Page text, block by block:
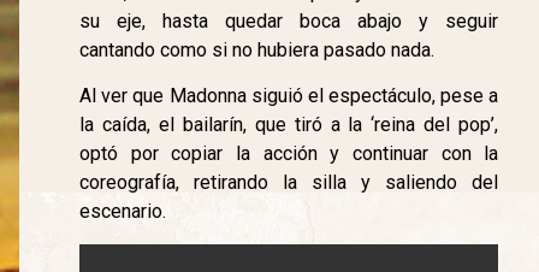
su eje, hasta quedar boca abajo y seguir
cantando como si no hubiera pasado nada.
Al ver que Madonna siguió el espectáculo, pese a
la caída, el bailarín, que tiró a la ‘reina del pop’,
optó por copiar la acción y continuar con la
coreografía, retirando la silla y saliendo del
escenario.